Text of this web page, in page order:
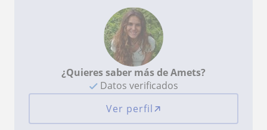
¿Quieres saber más de Amets?
Datos verificados
Ver perfil